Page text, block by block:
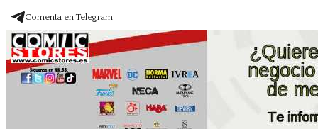
Comenta en Telegram